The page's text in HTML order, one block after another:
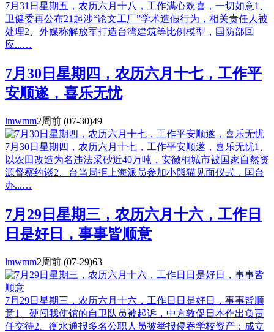
7月31日星期五，农历六月十八，工作满心欢喜，一切如意1、
卫健委再公布21起涉“论文工厂”学术造假行为，相关责任人被
处理2、外媒称解放军打造台湾建筑等比例模型，国防部回
应...…
7月30日星期四，农历六月十七，工作平
安顺遂，喜乐无忧
lmwmm2周前 (07-30)49
7月30日星期四，农历六月十七，工作平安顺遂，喜乐无忧1、
以农田改造为名违法采砂近40万吨，安徽桐城市被国家自然资
源督察约谈2、台当局拒上海派员参加小熊猫见面仪式，国台
办...…
7月29日星期三，农历六月十六，工作日
日是好日，事事皆顺意
lmwmm2周前 (07-29)63
7月29日星期三，农历六月十六，工作日日是好日，事事皆顺
意1、硬闯我使馆的自卫队员被起诉，中方敦促日本作出负责
任交待2、衡水通报多名公职人员被举报侵吞学校资产：成立